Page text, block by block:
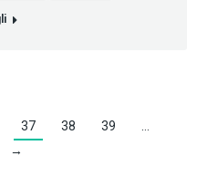
37 38 39
…
→